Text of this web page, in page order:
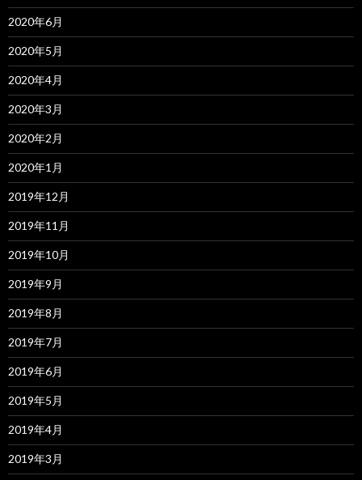
2020年6月
2020年5月
2020年4月
2020年3月
2020年2月
2020年1月
2019年12月
2019年11月
2019年10月
2019年9月
2019年8月
2019年7月
2019年6月
2019年5月
2019年4月
2019年3月